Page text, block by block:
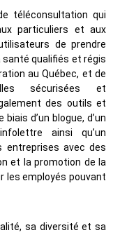
téléconsultation qui
particuliers et aux
de prendre
qualifiés et régis
au Québec, et de
sécurisées et
des outils et
d’un blogue, d’un
ainsi qu’un
entreprises avec des
et la promotion de la
les employés pouvant
sa diversité et sa